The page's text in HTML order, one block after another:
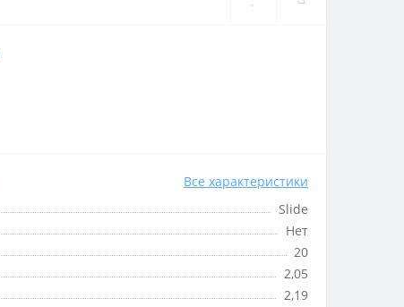
Все характеристики
Slide
Нет
20
2,05
2,19